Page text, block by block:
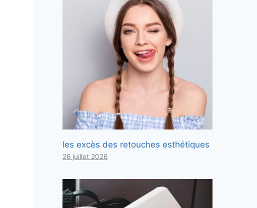
les excès des retouches esthétiques
26 juillet 2026